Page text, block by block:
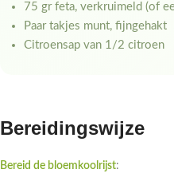
75 gr feta, verkruimeld (of
Paar takjes munt, fijngehakt
Citroensap van 1/2 citroen
Bereidingswijze
Bereid de bloemkoolrijst: